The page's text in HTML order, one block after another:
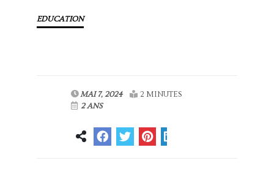
EDUCATION
MAI 7, 2024
2 MINUTES
2 ANS